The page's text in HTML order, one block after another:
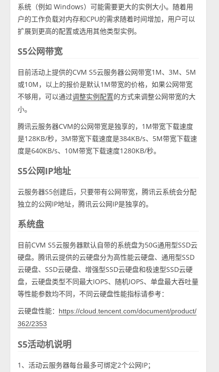
系统（例如 Windows）可能需要更大的实例大小。随着用
户的工作负载对内存和CPU的需求随着时间增加，用户可以
扩展到更高的配置或选用其他类型实例。
S5公网带宽
目前活动上提供的CVM S5云服务器公网带宽1M、3M、5M
或10M，以上的报价是默认1M带宽的价格，如果公网带宽
不够用，可以通过调整实例配置的方式来调整公网带宽的大
小。
腾讯云服务器CVM的公网带宽是独享的，1M带宽下载速度
是128KB/秒，3M带宽下载速度是384KB/s、5M带宽下载速
度是640KB/s、10M带宽下载速度1280KB/秒。
S5公网IP地址
云服务器S5创建后，只要带有公网带宽，腾讯云系统会分配
独立的公网IP地址，腾讯云公网IP是独享的。
系统盘
目前CVM S5云服务器默认自带的系统盘为50G通用型SSD云
硬盘。腾讯云提供的云硬盘分为高性能云硬盘、通用型SSD
云硬盘、SSD云硬盘、增强型SSD云硬盘和极速型SSD云硬
盘，云硬盘类型不同最大IOPS、随机IOPS、单盘最大吞吐量
等性能参数均不同，不同云硬盘性能指标请参考：
云硬盘性能：
https://cloud.tencent.com/document/product/
362/2353
S5活动机说明
1、活动云服务器每台最多可绑定2个公网IP；